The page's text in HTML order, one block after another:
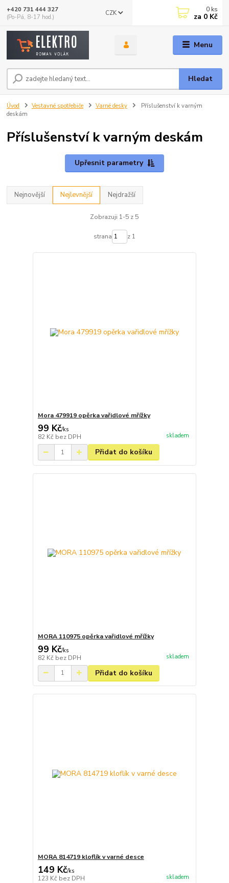
Menu
CZK
Hledat
+420 731 444 327
(Po-Pá, 8-17 hod.)
0 ks
za 0 Kč
Úvod Vestavné spotřebiče Varné desky
Příslušenství k varným
deskám
Příslušenství k varným deskám
Upřesnit parametry
Nejnovější Nejlevnější Nejdražší
Zobrazuji 1-5 z 5
strana z 1
Mora 479919 opěrka vařidlové mřížky
99 Kč/ks
82 Kč bez DPH skladem
Přidat do košíku
MORA 110975 opěrka vařidlové mřížky
99 Kč/ks
82 Kč bez DPH skladem
Přidat do košíku
MORA 814719 kloflík v varné desce
149 Kč/ks
123 Kč bez DPH skladem